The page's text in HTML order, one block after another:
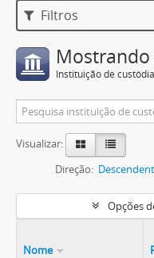
Filtros
Instituição de
Visualizar:
Direção:
Opções
Nome